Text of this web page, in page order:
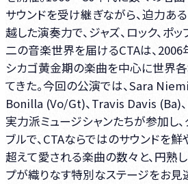
サウンドを受け継ぎながら、迫力あ
越した演奏力で、ジャズ、ロック、ポ
二の音楽世界を届けるCTAは、2006
シカゴ黄金期の楽曲を中心に世界
てきた。今回の公演では、Sara
Bonilla (Vo/Gt)、Travis Davis (Ba)
実力派ミュージシャンたちが参加し
ブルで、CTAならではのサウンドを
超えて愛される楽曲の数々と、円熟
プが織りなす特別なステージをお見